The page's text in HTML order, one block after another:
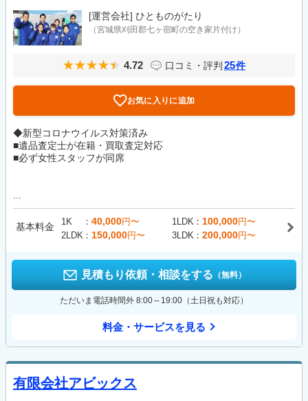
[運営会社] ひとものがたり
（宮城県刈田郡七ヶ宿町の空き家片付け）
4.72 口コミ・評判 25件
お気に入りに追加
◆新型コロナウイルス対策済み
■遺品査定士が在籍・買取査定対応
■必ず女性スタッフが同席
基本料金 1K 40,000円〜 1LDK 100,000円〜
2LDK
150,000円〜 3LDK 200,000円〜
見積もり依頼・相談をする （無料）
ただいま電話時間外 8:00～19:00（土日祝も対応）
料金・サービスを見る
有限会社アビックス